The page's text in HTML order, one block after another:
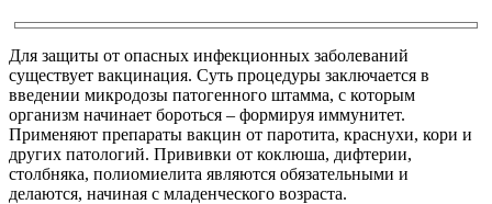
Для защиты от опасных инфекционных заболеваний
существует вакцинация. Суть процедуры заключается в
введении микродозы патогенного штамма, с которым
организм начинает бороться – формируя иммунитет.
Применяют препараты вакцин от паротита, краснухи, кори и
других патологий. Прививки от коклюша, дифтерии,
столбняка, полиомиелита являются обязательными и
делаются, начиная с младенческого возраста.